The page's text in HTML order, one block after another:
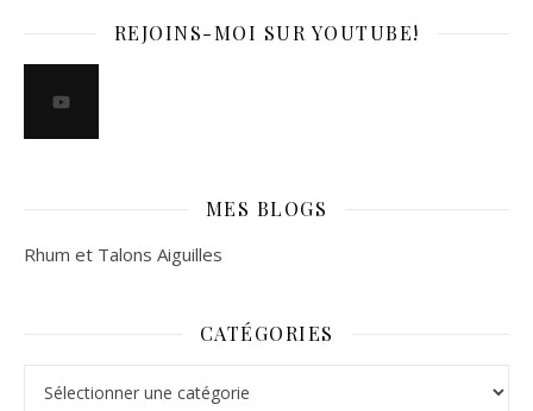
REJOINS-MOI SUR YOUTUBE!
MES BLOGS
Rhum et Talons Aiguilles
CATÉGORIES